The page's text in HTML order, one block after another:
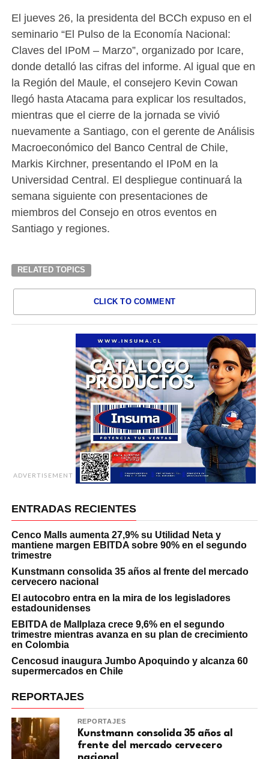
El jueves 26, la presidenta del BCCh expuso en el
seminario “El Pulso de la Economía Nacional:
Claves del IPoM – Marzo”, organizado por Icare,
donde detalló las cifras del informe. Al igual que en
la Región del Maule, el consejero Kevin Cowan
llegó hasta Atacama para explicar los resultados,
mientras que el cierre de la jornada se vivió
nuevamente a Santiago, con el gerente de Análisis
Macroeconómico del Banco Central de Chile,
Markis Kirchner, presentando el IPoM en la
Universidad Central. El despliegue continuará la
semana siguiente con presentaciones de
miembros del Consejo en otros eventos en
Santiago y regiones.
RELATED TOPICS
CLICK TO COMMENT
ADVERTISEMENT
ENTRADAS RECIENTES
Cenco Malls aumenta 27,9% su Utilidad Neta y
mantiene margen EBITDA sobre 90% en el segundo
trimestre
Kunstmann consolida 35 años al frente del mercado
cervecero nacional
El autocobro entra en la mira de los legisladores
estadounidenses
EBITDA de Mallplaza crece 9,6% en el segundo
trimestre mientras avanza en su plan de crecimiento
en Colombia
Cencosud inaugura Jumbo Apoquindo y alcanza 60
supermercados en Chile
REPORTAJES
REPORTAJES
Kunstmann consolida 35 años al
frente del mercado cervecero